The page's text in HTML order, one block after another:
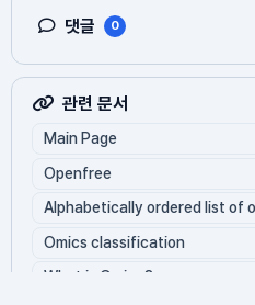
댓글 0
관련 문서
Main Page
Openfree
Alphabetically ordered list of
Omics classification
What is Oming?